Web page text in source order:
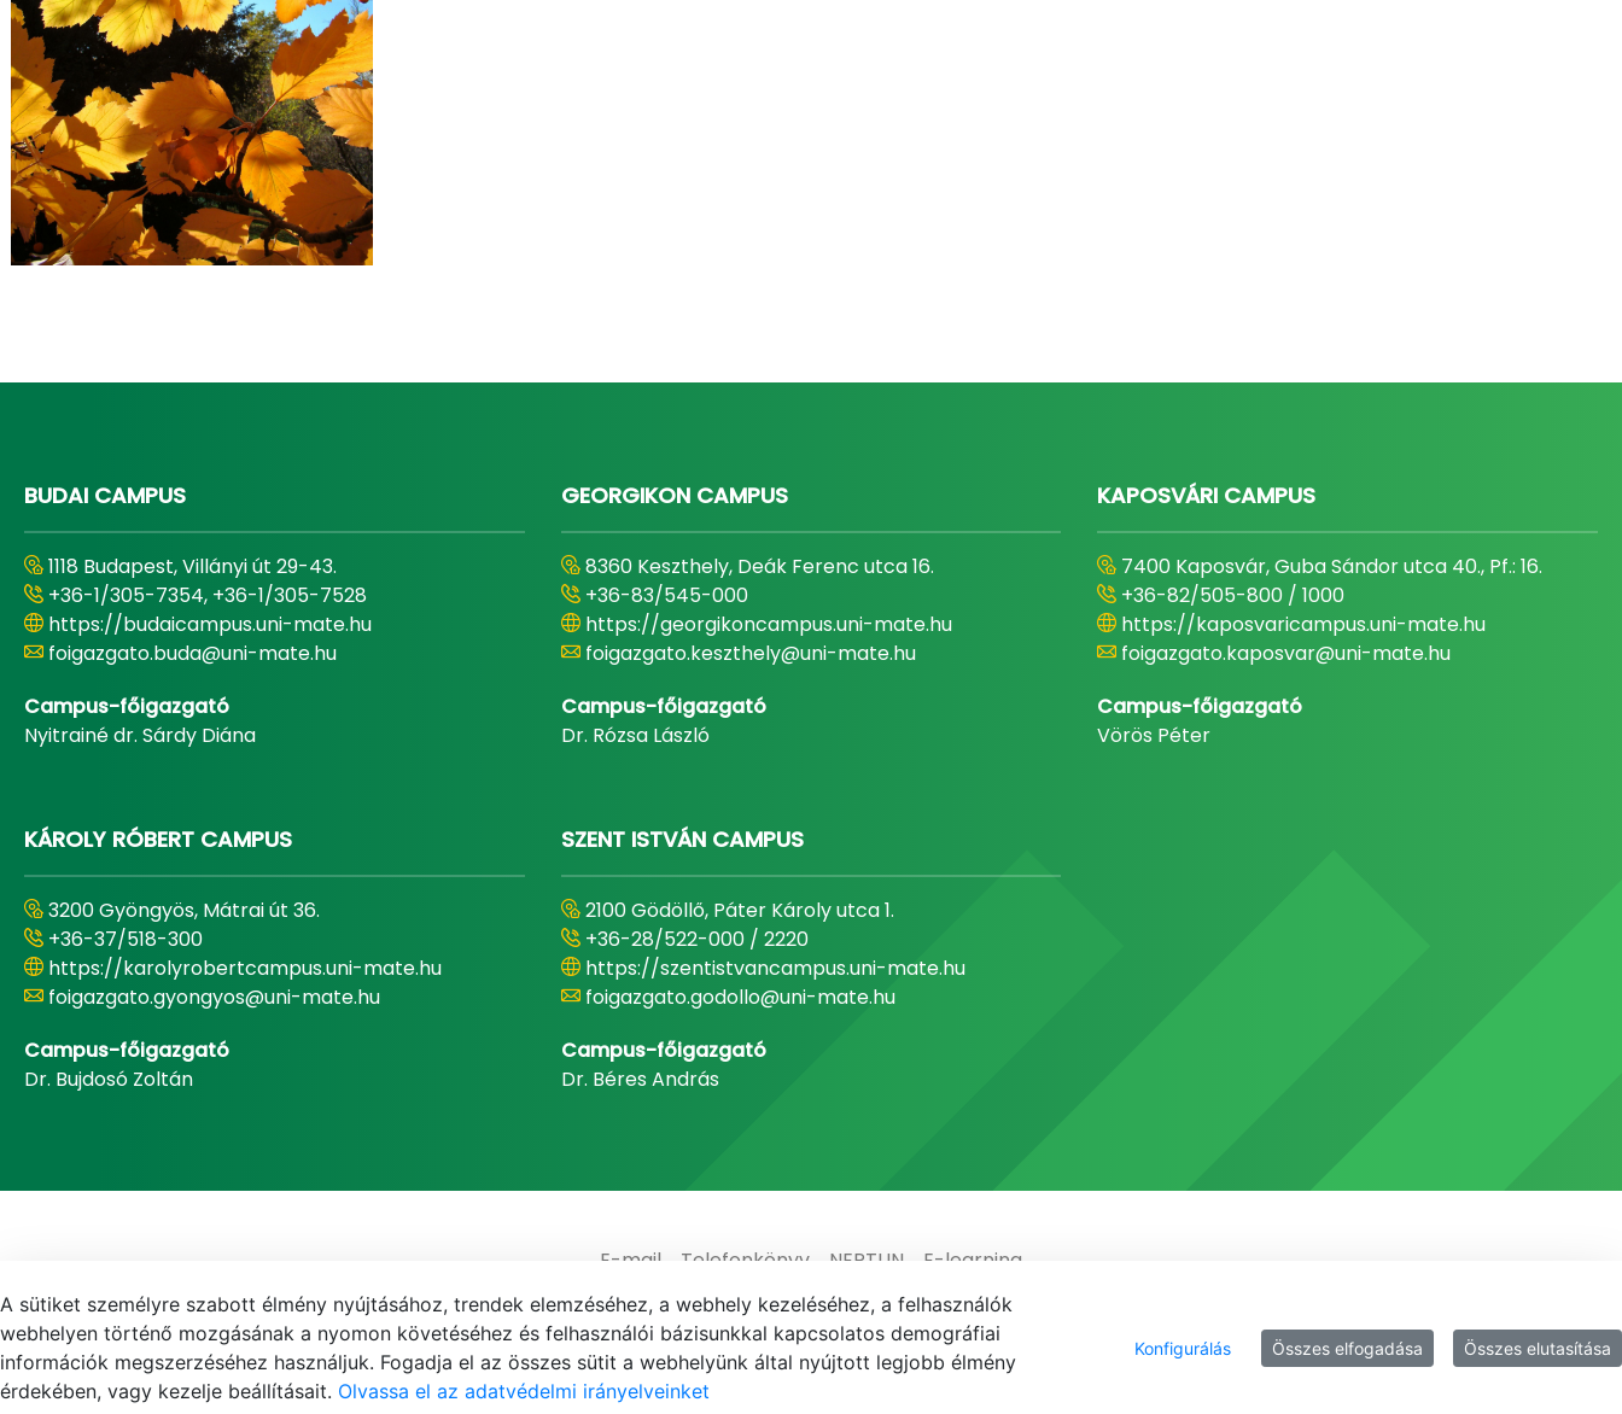
BUDAI CAMPUS
1118 Budapest, Villányi út 29-43.
+36-1/305-7354, +36-1/305-7528
https://budaicampus.uni-mate.hu
foigazgato.buda@uni-mate.hu
Campus-főigazgató
Nyitrainé dr. Sárdy Diána
GEORGIKON CAMPUS
8360 Keszthely, Deák Ferenc utca 16.
+36-83/545-000
https://georgikoncampus.uni-mate.hu
foigazgato.keszthely@uni-mate.hu
Campus-főigazgató
Dr. Rózsa László
KAPOSVÁRI CAMPUS
7400 Kaposvár, Guba Sándor utca 40., Pf.: 16.
+36-82/505-800 / 1000
https://kaposvaricampus.uni-mate.hu
foigazgato.kaposvar@uni-mate.hu
Campus-főigazgató
Vörös Péter
KÁROLY RÓBERT CAMPUS
3200 Gyöngyös, Mátrai út 36.
+36-37/518-300
https://karolyrobertcampus.uni-mate.hu
foigazgato.gyongyos@uni-mate.hu
Campus-főigazgató
Dr. Bujdosó Zoltán
SZENT ISTVÁN CAMPUS
2100 Gödöllő, Páter Károly utca 1.
+36-28/522-000 / 2220
https://szentistvancampus.uni-mate.hu
foigazgato.godollo@uni-mate.hu
Campus-főigazgató
Dr. Béres András
E-mail Telefonkönyv NEPTUN E-learning
A sütiket személyre szabott élmény nyújtásához, trendek elemzéséhez, a webhely kezeléséhez, a felhasználók
webhelyen történő mozgásának a nyomon követéséhez és felhasználói bázisunkkal kapcsolatos demográfiai
információk megszerzéséhez használjuk. Fogadja el az összes sütit a webhelyünk által nyújtott legjobb élmény
érdekében, vagy kezelje beállításait. Olvassa el az adatvédelmi irányelveinket
Konfigurálás Összes elfogadása Összes elutasítása